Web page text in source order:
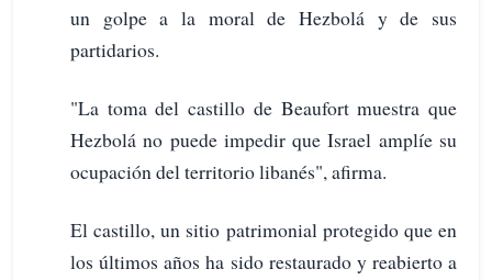
un golpe a la moral de Hezbolá y de sus
partidarios.
"La toma del castillo de Beaufort muestra que
Hezbolá no puede impedir que Israel amplíe su
ocupación del territorio libanés", afirma.
El castillo, un sitio patrimonial protegido que en
los últimos años ha sido restaurado y reabierto a